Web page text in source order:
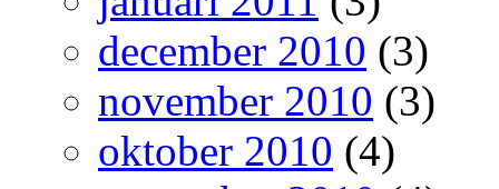
december 2010 (3)
november 2010 (3)
oktober 2010 (4)